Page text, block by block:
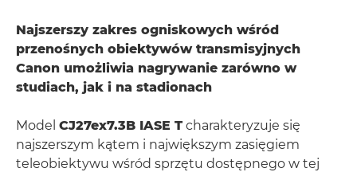
Najszerszy zakres ogniskowych wśród
przenośnych obiektywów transmisyjnych
Canon umożliwia nagrywanie zarówno w
studiach, jak i na stadionach
Model CJ27ex7.3B IASE T charakteryzuje się
najszerszym kątem i największym zasięgiem
teleobiektywu wśród sprzętu dostępnego w tej